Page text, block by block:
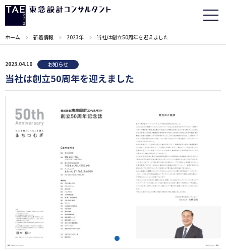
ホーム 新着情報 2023年 当社は創立50周年を迎えました
2023.04.10 お知らせ
当社は創立50周年を迎えました
1